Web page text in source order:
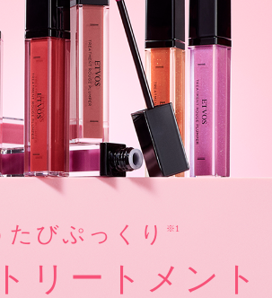
たびぷっくり ※1
リートメント